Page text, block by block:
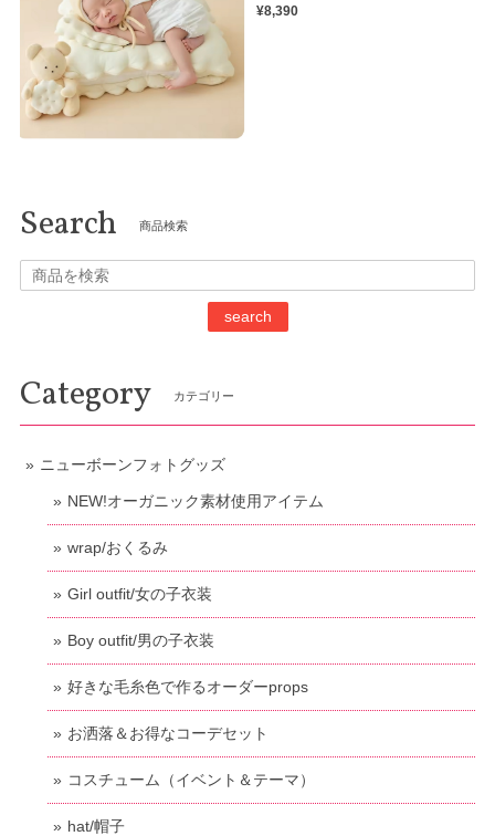
¥8,390
Search 商品検索
search
Category カテゴリー
ニューボーンフォトグッズ
NEW!オーガニック素材使用アイテム
wrap/おくるみ
Girl outfit/女の子衣装
Boy outfit/男の子衣装
好きな毛糸色で作るオーダーprops
お洒落＆お得なコーデセット
コスチューム（イベント＆テーマ）
hat/帽子